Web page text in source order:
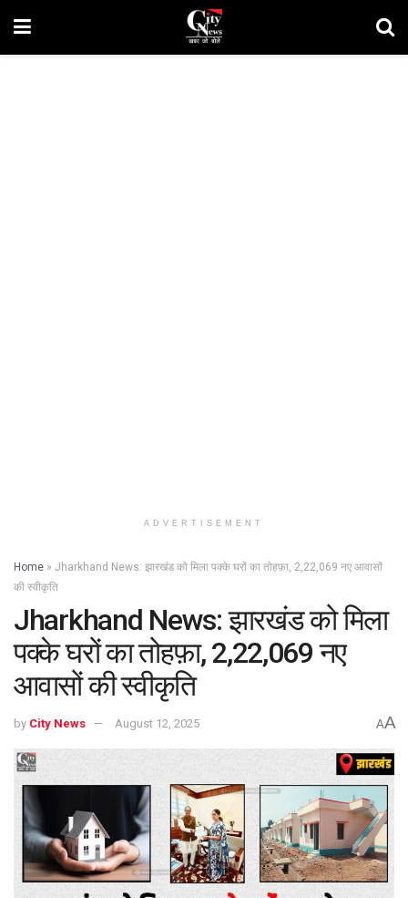
ADVERTISEMENT
Home » Jharkhand News: झारखंड को मिला पक्के घरों का तोहफ़ा, 2,22,069 नए आवासों
की स्वीकृति
Jharkhand News: झारखंड को मिला
पक्के घरों का तोहफ़ा, 2,22,069 नए
आवासों की स्वीकृति
by City News August 12, 2025 AA